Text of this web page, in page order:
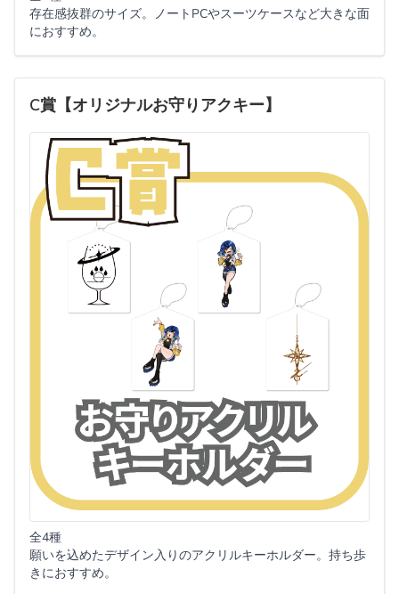
存在感抜群のサイズ。ノートPCやスーツケースなど大きな面
におすすめ。
C賞【オリジナルお守りアクキー】
全4種
願いを込めたデザイン入りのアクリルキーホルダー。持ち歩
きにおすすめ。